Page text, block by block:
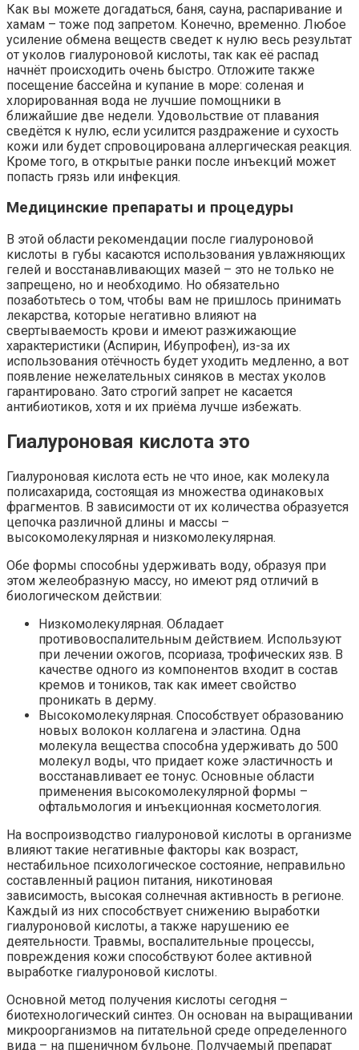
Как вы можете догадаться, баня, сауна, распаривание и
хамам – тоже под запретом. Конечно, временно. Любое
усиление обмена веществ сведет к нулю весь результат
от уколов гиалуроновой кислоты, так как её распад
начнёт происходить очень быстро. Отложите также
посещение бассейна и купание в море: соленая и
хлорированная вода не лучшие помощники в
ближайшие две недели. Удовольствие от плавания
сведётся к нулю, если усилится раздражение и сухость
кожи или будет спровоцирована аллергическая реакция.
Кроме того, в открытые ранки после инъекций может
попасть грязь или инфекция.
Медицинские препараты и процедуры
В этой области рекомендации после гиалуроновой
кислоты в губы касаются использования увлажняющих
гелей и восстанавливающих мазей – это не только не
запрещено, но и необходимо. Но обязательно
позаботьтесь о том, чтобы вам не пришлось принимать
лекарства, которые негативно влияют на
свертываемость крови и имеют разжижающие
характеристики (Аспирин, Ибупрофен), из-за их
использования отёчность будет уходить медленно, а вот
появление нежелательных синяков в местах уколов
гарантировано. Зато строгий запрет не касается
антибиотиков, хотя и их приёма лучше избежать.
Гиалуроновая кислота это
Гиалуроновая кислота есть не что иное, как молекула
полисахарида, состоящая из множества одинаковых
фрагментов. В зависимости от их количества образуется
цепочка различной длины и массы –
высокомолекулярная и низкомолекулярная.
Обе формы способны удерживать воду, образуя при
этом желеобразную массу, но имеют ряд отличий в
биологическом действии:
Низкомолекулярная. Обладает
противовоспалительным действием. Используют
при лечении ожогов, псориаза, трофических язв. В
качестве одного из компонентов входит в состав
кремов и тоников, так как имеет свойство
проникать в дерму.
Высокомолекулярная. Способствует образованию
новых волокон коллагена и эластина. Одна
молекула вещества способна удерживать до 500
молекул воды, что придает коже эластичность и
восстанавливает ее тонус. Основные области
применения высокомолекулярной формы –
офтальмология и инъекционная косметология.
На воспроизводство гиалуроновой кислоты в организме
влияют такие негативные факторы как возраст,
нестабильное психологическое состояние, неправильно
составленный рацион питания, никотиновая
зависимость, высокая солнечная активность в регионе.
Каждый из них способствует снижению выработки
гиалуроновой кислоты, а также нарушению ее
деятельности. Травмы, воспалительные процессы,
повреждения кожи способствуют более активной
выработке гиалуроновой кислоты.
Основной метод получения кислоты сегодня –
биотехнологический синтез. Он основан на выращивании
микроорганизмов на питательной среде определенного
вида – на пшеничном бульоне. Получаемый препарат